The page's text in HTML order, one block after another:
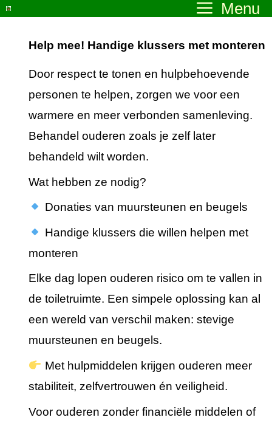
Ga
inhoud
Menu
Help mee! Handige klussers met monteren
Door respect te tonen en hulpbehoevende
personen te helpen, zorgen we voor een
warmere en meer verbonden samenleving.
Behandel ouderen zoals je zelf later
behandeld wilt worden.
Wat hebben ze nodig?
Donaties van muursteunen en beugels
Handige klussers die willen helpen met
monteren
Elke dag lopen ouderen risico om te vallen in
de toiletruimte. Een simpele oplossing kan al
een wereld van verschil maken: stevige
muursteunen en beugels.
Met hulpmiddelen krijgen ouderen meer
stabiliteit, zelfvertrouwen én veiligheid.
Voor ouderen zonder financiële middelen of